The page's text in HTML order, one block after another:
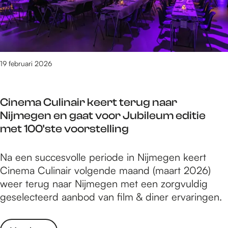
r
s
s
a
m
r
s
e
b
o
e
k
r
s
s
a
e
i
e
u
w
p
g
r
a
m
a
e
c
t
u
i
r
n
e
u
w
p
o
n
n
a
a
r
e
v
e
n
i
g
e
o
u
s
t
r
i
l
i
c
o
n
n
a
r
Cinema Culinair keert terug naar
Nijmegen en gaat voor Jubileum editie
met 100'ste voorstelling
19 februari 2026
C
i
n
e
a
Na een succesvolle periode in Nijmegen keert
Cinema Culinair volgende maand (maart 2026)
weer terug naar Nijmegen met een zorgvuldig
geselecteerd aanbod van film & diner ervaringen.